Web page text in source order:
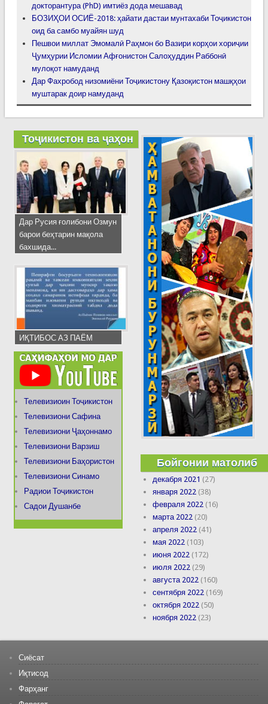
докторантура (PhD) имтиёз дода мешавад
БОЗИҲОИ ОСИЁ-2018: ҳайати дастаи мунтахаби Тоҷикистон
оид ба самбо муайян шуд
Пешвои миллат Эмомалӣ Раҳмон бо Вазири корҳои хориҷии
Ҷумҳурии Исломии Афғонистон Салоҳуддин Раббонӣ
мулоқот намуданд
Дар Фахробод низомиёни Тоҷикистону Қазоқистон машқҳои
муштарак доир намуданд
Тоҷикистон ва ҷаҳон
Дар Русия ғолибони Озмун
барои беҳтарин мақола
бахшида...
ИҚТИБОС АЗ ПАЁМ
Телевизиоин Тоҷикистон
Телевизиони Сафина
Телевизиони Ҷаҳоннамо
Телевизиони Варзиш
Телевизиони Баҳористон
Телевизиони Синамо
Радиои Тоҷикистон
Садои Душанбе
Бойгонии матолиб
декабря 2021 (27)
января 2022 (38)
февраля 2022 (16)
марта 2022 (20)
апреля 2022 (41)
мая 2022 (103)
июня 2022 (172)
июля 2022 (29)
августа 2022 (160)
сентября 2022 (169)
октября 2022 (50)
ноября 2022 (23)
Сиёсат
Иқтисод
Фарҳанг